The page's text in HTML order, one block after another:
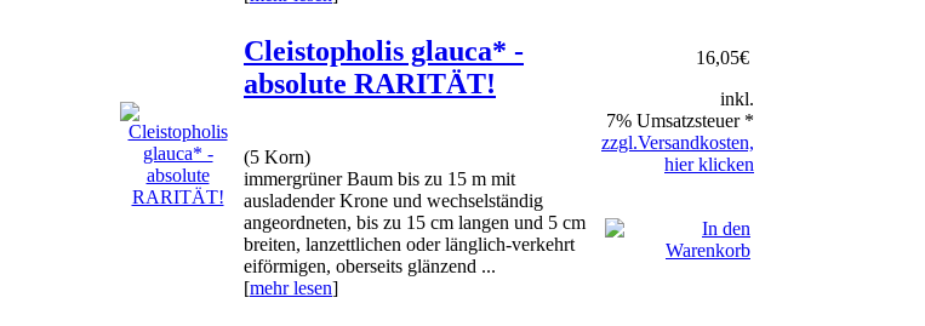
Cleistopholis glauca* -
absolute RARITÄT!
(5 Korn)
immergrüner Baum bis zu 15 m mit
ausladender Krone und wechselständig
angeordneten, bis zu 15 cm langen und 5 cm
breiten, lanzettlichen oder länglich-verkehrt
eiförmigen, oberseits glänzend ...
[mehr lesen]
16,05€
inkl.
7% Umsatzsteuer *
zzgl.Versandkosten,
hier klicken